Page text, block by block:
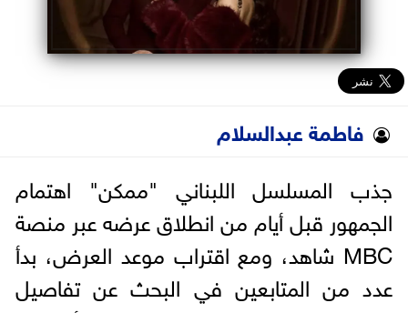
فاطمة عبدالسلام
جذب المسلسل اللبناني "ممكن" اهتمام
الجمهور قبل أيام من انطلاق عرضه عبر منصة
MBC شاهد، ومع اقتراب موعد العرض، بدأ
عدد من المتابعين في البحث عن تفاصيل